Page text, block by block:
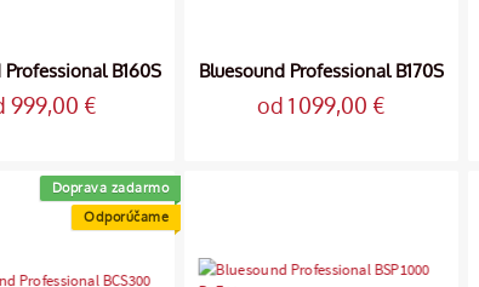
B160S
999,00 €
Bluesound Professional B170S
od 1 099,00 €
Doprava zadarmo
Odporúčame